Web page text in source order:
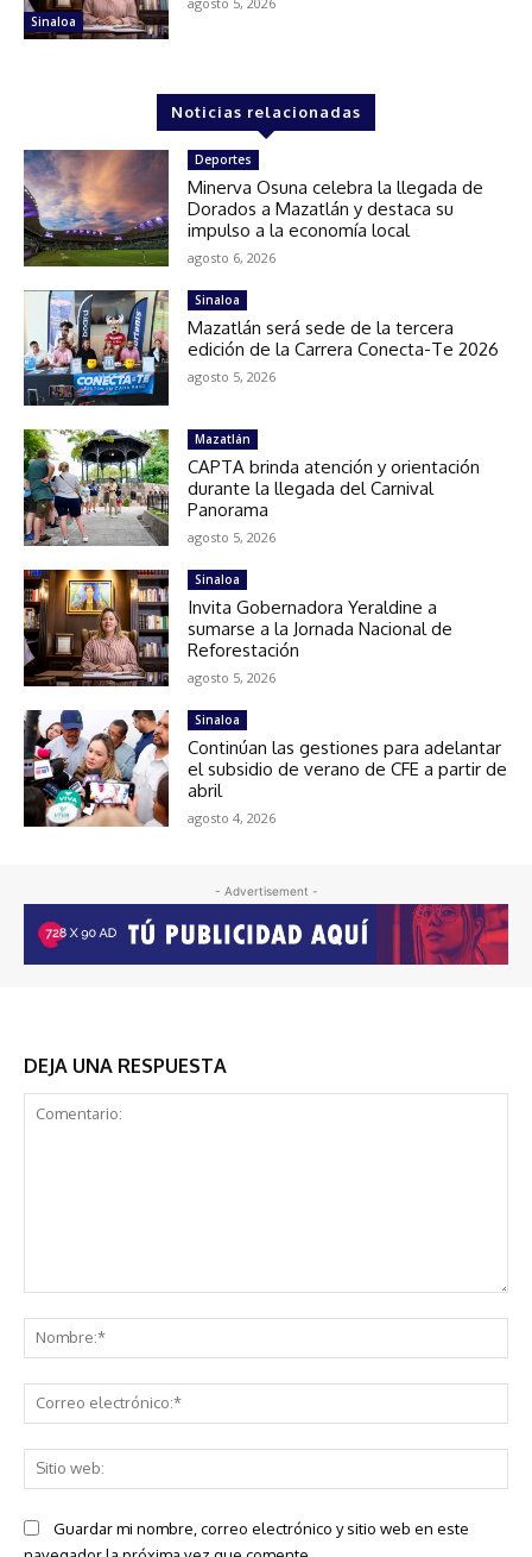
Sinaloa
Noticias relacionadas
Deportes
Minerva Osuna celebra la llegada de
Dorados a Mazatlán y destaca su
impulso a la economía local
agosto 6, 2026
Sinaloa
Mazatlán será sede de la tercera
edición de la Carrera Conecta-Te 2026
agosto 5, 2026
Mazatlán
CAPTA brinda atención y orientación
durante la llegada del Carnival
Panorama
agosto 5, 2026
Sinaloa
Invita Gobernadora Yeraldine a
sumarse a la Jornada Nacional de
Reforestación
agosto 5, 2026
Sinaloa
Continúan las gestiones para adelantar
el subsidio de verano de CFE a partir de
abril
agosto 4, 2026
- Advertisement -
DEJA UNA RESPUESTA
Guardar mi nombre, correo electrónico y sitio web en este